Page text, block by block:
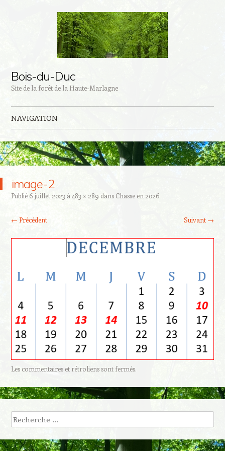
Bois-du-Duc
Site de la forêt de la Haute-Marlagne
NAVIGATION
image-2
Publié 6 juillet 2023 à 483 × 289 dans Chasse en 2026
← Précédent Suivant →
Les commentaires et rétroliens sont fermés.
Recherche